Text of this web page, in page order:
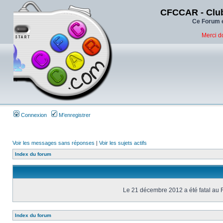
CFCCAR -
Ce Forum
Merci
Connexion M’enregistrer
Voir les messages sans réponses | Voir les sujets actifs
Index du forum
Le 21 décembre 2012 a été fatal au
Index du forum